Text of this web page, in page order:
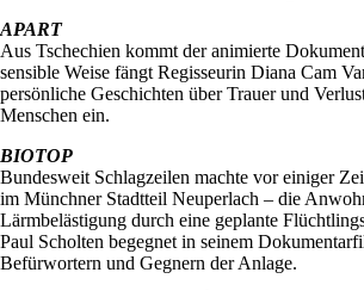
APART
Aus Tschechien kommt der animierte
sensible Weise fängt Regisseurin Diana Cam
persönliche Geschichten über Trauer und
Menschen ein.
BIOTOP
Bundesweit Schlagzeilen machte vor einiger
im Münchner Stadtteil Neuperlach – die
Lärmbelästigung durch eine geplante
Paul Scholten begegnet in seinem
Befürwortern und Gegnern der Anlage.